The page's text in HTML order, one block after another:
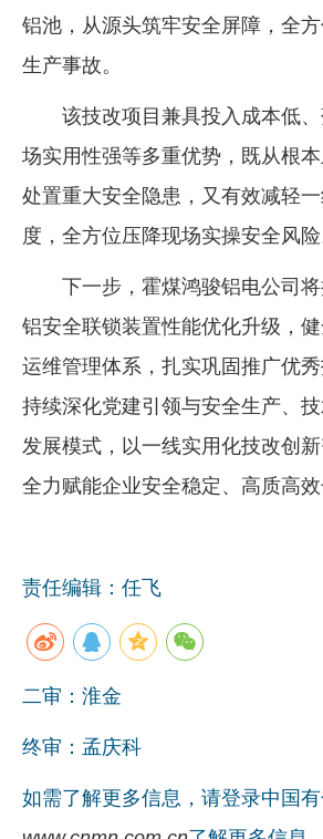
铝池，从源头筑牢安全屏障，全
生产事故。
该技改项目兼具投入成本低
场实用性强等多重优势，既从根
处置重大安全隐患，又有效减轻
度，全方位压降现场实操安全风险
下一步，霍煤鸿骏铝电公司
铝安全联锁装置性能优化升级，
运维管理体系，扎实巩固推广优秀
持续深化党建引领与安全生产、
发展模式，以一线实用化技改创新
全力赋能企业安全稳定、高质高效
责任编辑：任飞
二审：淮金
终审：孟庆科
如需了解更多信息，请登录中国有